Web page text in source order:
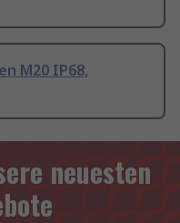
M20 IP68,
neuesten